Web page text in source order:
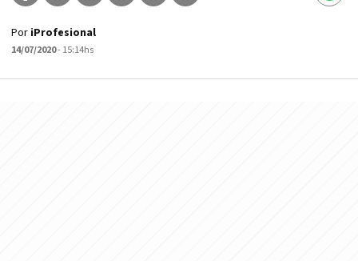
Por iProfesional
14/07/2020- 15:14hs